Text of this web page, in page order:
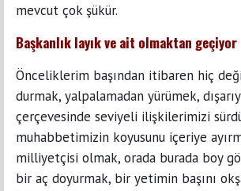
mevcut çok şükür.
Başkanlık layık ve ait olmaktan geçiyor
Önceliklerim başından itibaren hiç
durmak, yalpalamadan yürümek,
çerçevesinde seviyeli ilişkilerimizi
muhabbetimizin koyusunu içeriye
milliyetçisi olmak, orada burada boy
bir aç doyurmak, bir yetimin başını